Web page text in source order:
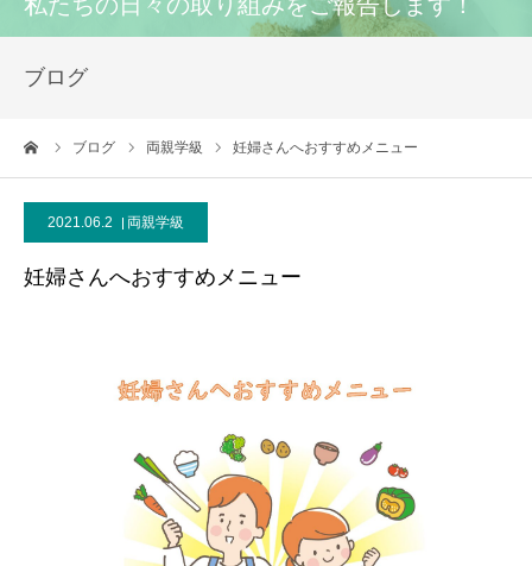
ブログ
ブログ 両親学級 妊婦さんへおすすめメニュー
2021.06.2 両親学級
妊婦さんへおすすめメニュー
研修
ブログ